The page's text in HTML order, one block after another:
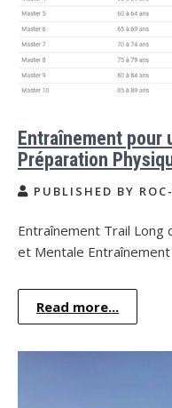
Entraînement pour
Préparation
PUBLISHED BY
Entraînement Trail Long
et Mentale
Read more...